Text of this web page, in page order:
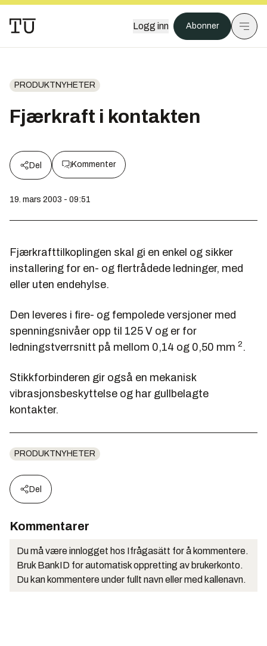
Logg inn Abonner
PRODUKTNYHETER
Fjærkraft i kontakten
Del Kommenter
19. mars 2003 - 09:51
Fjærkrafttilkoplingen skal gi en enkel og sikker
installering for en- og flertrådede ledninger, med
eller uten endehylse.
Den leveres i fire- og fempolede versjoner med
spenningsnivåer opp til 125 V og er for
ledningstverrsnitt på mellom 0,14 og 0,50 mm 2 .
Stikkforbinderen gir også en mekanisk
vibrasjonsbeskyttelse og har gullbelagte
kontakter.
PRODUKTNYHETER
Del
Kommentarer
Du må være innlogget hos Ifrågasätt for å kommentere.
Bruk BankID for automatisk oppretting av brukerkonto.
Du kan kommentere under fullt navn eller med kallenavn.